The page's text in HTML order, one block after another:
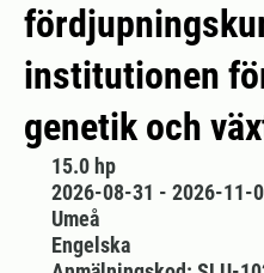
institutionen
genetik och
15.0 hp
2026-08-31 - 2026-11-
Umeå
Engelska